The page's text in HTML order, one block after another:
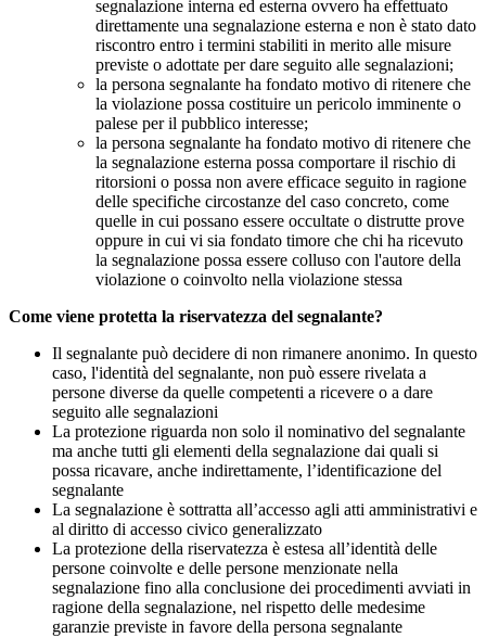
segnalazione interna ed esterna ovvero ha effettuato
direttamente una segnalazione esterna e non è stato dato
riscontro entro i termini stabiliti in merito alle misure
previste o adottate per dare seguito alle segnalazioni;
la persona segnalante ha fondato motivo di ritenere che
la violazione possa costituire un pericolo imminente o
palese per il pubblico interesse;
la persona segnalante ha fondato motivo di ritenere che
la segnalazione esterna possa comportare il rischio di
ritorsioni o possa non avere efficace seguito in ragione
delle specifiche circostanze del caso concreto, come
quelle in cui possano essere occultate o distrutte prove
oppure in cui vi sia fondato timore che chi ha ricevuto
la segnalazione possa essere colluso con l'autore della
violazione o coinvolto nella violazione stessa
Come viene protetta la riservatezza del segnalante?
Il segnalante può decidere di non rimanere anonimo. In questo
caso, l'identità del segnalante, non può essere rivelata a
persone diverse da quelle competenti a ricevere o a dare
seguito alle segnalazioni
La protezione riguarda non solo il nominativo del segnalante
ma anche tutti gli elementi della segnalazione dai quali si
possa ricavare, anche indirettamente, l’identificazione del
segnalante
La segnalazione è sottratta all’accesso agli atti amministrativi e
al diritto di accesso civico generalizzato
La protezione della riservatezza è estesa all’identità delle
persone coinvolte e delle persone menzionate nella
segnalazione fino alla conclusione dei procedimenti avviati in
ragione della segnalazione, nel rispetto delle medesime
garanzie previste in favore della persona segnalante